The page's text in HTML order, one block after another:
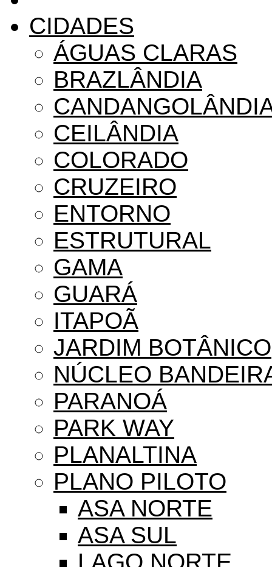
CIDADES
ÁGUAS CLARAS
BRAZLÂNDIA
CEILÂNDIA
COLORADO
CRUZEIRO
ENTORNO
ESTRUTURAL
GAMA
GUARÁ
ITAPOÃ
JARDIM BOTÂNICO
NÚCLEO
PARANOÁ
PARK WAY
PLANALTINA
PLANO PILOTO
ASA NORTE
ASA SUL